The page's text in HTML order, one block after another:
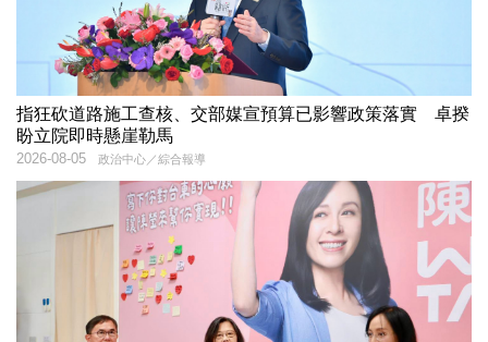
指狂砍道路施工查核、交部媒宣預算已影響政策落實 卓揆
盼立院即時懸崖勒馬
政治中心／綜合報導
2026-08-05